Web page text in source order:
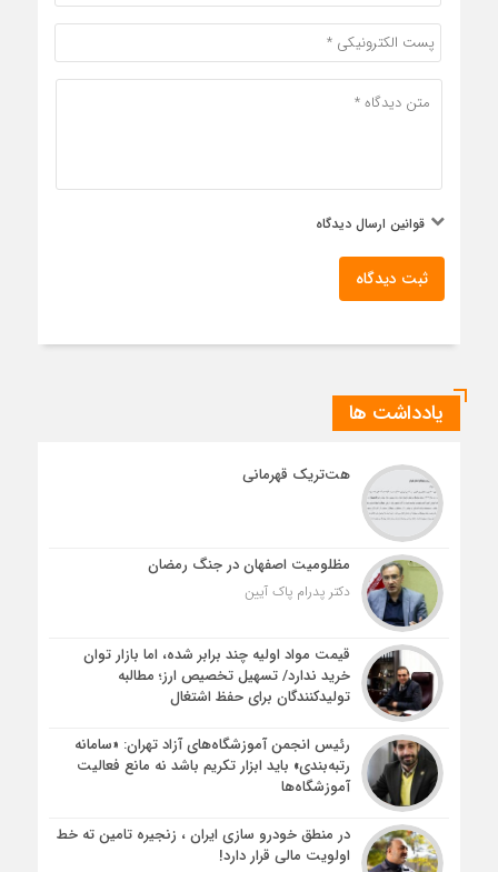
قوانین ارسال دیدگاه
ثبت دیدگاه
یادداشت ها
هت‌تریک قهرمانی
مظلومیت اصفهان در جنگ رمضان
دکتر پدرام پاک آیین
قیمت مواد اولیه چند برابر شده، اما بازار توان
خرید ندارد/ تسهیل تخصیص ارز؛ مطالبه
تولیدکنندگان برای حفظ اشتغال
رئیس انجمن آموزشگاه‌های آزاد تهران: «سامانه
رتبه‌بندی» باید ابزار تکریم باشد نه مانع فعالیت
آموزشگاه‌ها
در منطق خودرو سازی ایران ، زنجیره تامین ته خط
اولویت مالی قرار دارد!